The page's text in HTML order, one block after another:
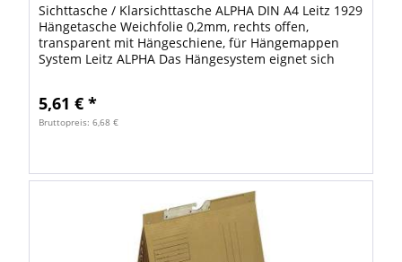
Sichttasche / Klarsichttasche ALPHA DIN A4 Leitz 1929
Hängetasche Weichfolie 0,2mm, rechts offen,
transparent mit Hängeschiene, für Hängemappen
System Leitz ALPHA Das Hängesystem eignet sich
5,61 € *
Bruttopreis: 6,68 €